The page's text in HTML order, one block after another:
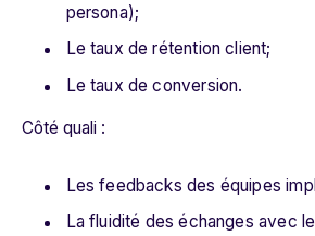
persona);
Le taux de rétention client;
Le taux de conversion.
Côté quali :
Les feedbacks des équipes
La fluidité des échanges avec